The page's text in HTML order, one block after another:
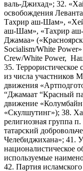
валь-Джихад»; 32.
освобождения
Тахрир аш-Шам»,
аш-Шам», «Тахрир
Джамаа»
Socialism/White
Crew/White Power,
35.
из числа участников
движения
“Джамаат “Красный
движение
«Скулшутинг»); 38.
религиозная группа
татарский
Челебиджихана»; 41.
националистическое
используемые
42. Партия